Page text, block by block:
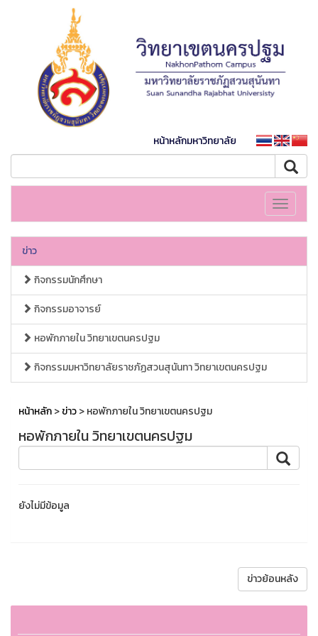
หน้าหลักมหาวิทยาลัย
Toggle
ข่าว
กิจกรรมนักศึกษา
กิจกรรมอาจารย์
หอพักภายใน วิทยาเขตนครปฐม
กิจกรรมมหาวิทยาลัยราชภัฏสวนสุนันทา วิทยาเขตนครปฐม
หน้าหลัก>ข่าว> หอพักภายใน วิทยาเขตนครปฐม
หอพักภายใน วิทยาเขตนครปฐม
ยังไม่มีข้อมูล
ข่าวย้อนหลัง